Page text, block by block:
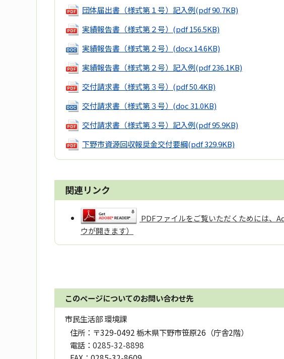
団体届出書（様式第１号）記入例(pdf 90.7KB)
実績報告書（様式第２号） (pdf 156.5KB)
実績報告書（様式第２号） (docx 14.6KB)
実績報告書（様式第２号）記入例(pdf 236.1KB)
交付請求書（様式第３号） (pdf 50.4KB)
交付請求書（様式第３号） (doc 31.0KB)
交付請求書（様式第３号）記入例(pdf 95.9KB)
下野市資源回収報奨金交付要綱(pdf 329.9KB)
関連リンク
PDFファイルをご覧いただくためには、
ウが開きます）
このページについてのお問い合わせ先
市民生活部 環境課
住所： 〒329-0492 栃木県下野市笹原26（庁舎2階）
電話： 0285-32-8898